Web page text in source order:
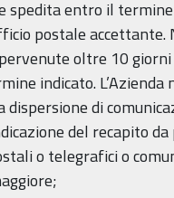
spedita entro il
postale accettante.
oltre 10 giorni
indicato. L’Azienda
di
del recapito
o telegrafici o